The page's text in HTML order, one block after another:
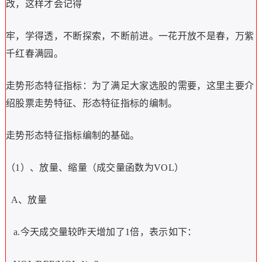
改，这样才会记得
牢，学得透，不断探索，不断前进。一花开放不是春，万紫
千红春满园。
走势形态特征指标：为了满足大家选股的需要，这里主要介
绍股票走势特征、形态特征指标的编制。
走势形态特征指标编制的基础。
（1）、放量、缩量（成交量函数为VOL）
A、放量
a.今天成交量较昨天增加了1倍，表示如下：